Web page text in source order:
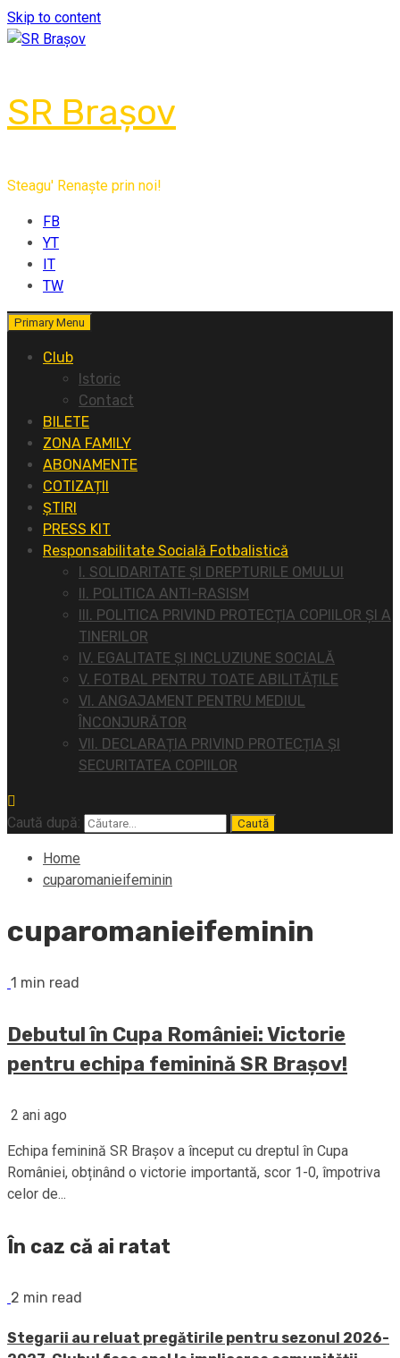
Skip to content
SR Brașov
Steagu' Renaște prin noi!
FB
YT
IT
TW
Primary Menu
Club
Istoric
Contact
BILETE
ZONA FAMILY
ABONAMENTE
COTIZAȚII
ȘTIRI
PRESS KIT
Responsabilitate Socială Fotbalistică
I. SOLIDARITATE ȘI DREPTURILE OMULUI
II. POLITICA ANTI-RASISM
III. POLITICA PRIVIND PROTECȚIA COPIILOR ȘI A
TINERILOR
IV. EGALITATE ȘI INCLUZIUNE SOCIALĂ
V. FOTBAL PENTRU TOATE ABILITĂȚILE
VI. ANGAJAMENT PENTRU MEDIUL
ÎNCONJURĂTOR
VII. DECLARAȚIA PRIVIND PROTECȚIA ȘI
SECURITATEA COPIILOR
Caută după:
Home
cuparomanieifeminin
cuparomanieifeminin
1 min read
Debutul în Cupa României: Victorie
pentru echipa feminină SR Brașov!
2 ani ago
Echipa feminină SR Brașov a început cu dreptul în Cupa
României, obținând o victorie importantă, scor 1-0, împotriva
celor de...
În caz că ai ratat
2 min read
Stegarii au reluat pregătirile pentru sezonul 2026-